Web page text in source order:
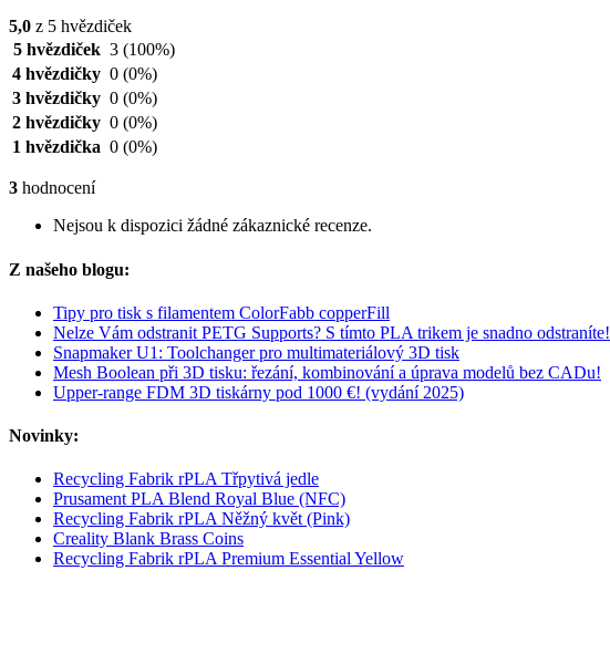
5,0 z 5 hvězdiček
5 hvězdiček 3 (100%)
4 hvězdičky 0 (0%)
3 hvězdičky 0 (0%)
2 hvězdičky 0 (0%)
1 hvězdička 0 (0%)
3 hodnocení
Nejsou k dispozici žádné zákaznické recenze.
Z našeho blogu:
Tipy pro tisk s filamentem ColorFabb copperFill
Nelze Vám odstranit PETG Supports? S tímto PLA trikem je snadno odstraníte!
Snapmaker U1: Toolchanger pro multimateriálový 3D tisk
Mesh Boolean při 3D tisku: řezání, kombinování a úprava modelů bez CADu!
Upper-range FDM 3D tiskárny pod 1000 €! (vydání 2025)
Novinky:
Recycling Fabrik rPLA Třpytivá jedle
Prusament PLA Blend Royal Blue (NFC)
Recycling Fabrik rPLA Něžný květ (Pink)
Creality Blank Brass Coins
Recycling Fabrik rPLA Premium Essential Yellow